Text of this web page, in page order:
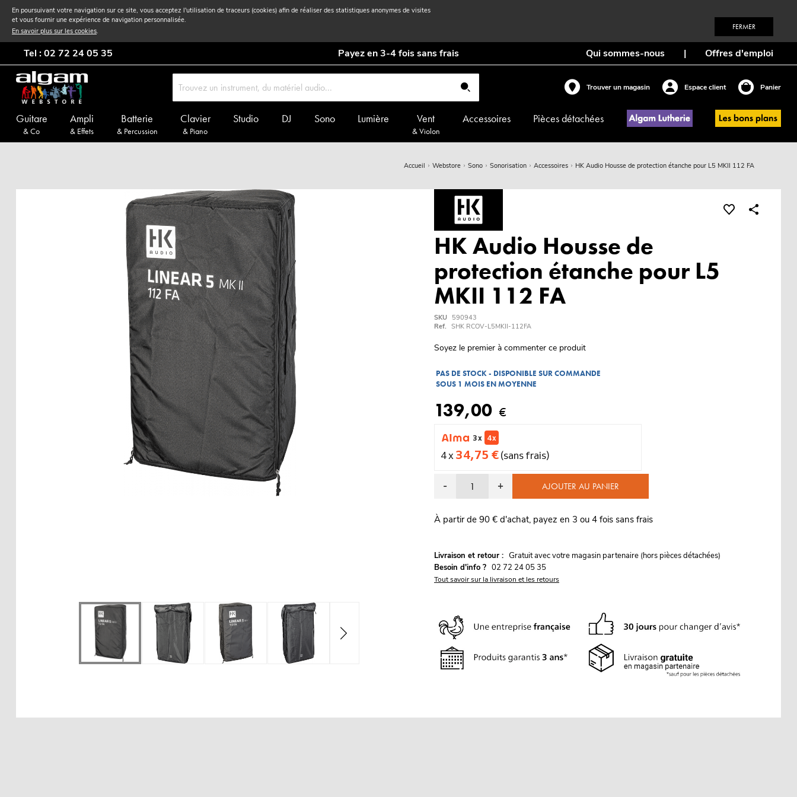
En poursuivant votre navigation sur ce site, vous acceptez l'utilisation de traceurs (cookies) afin de réaliser des statistiques anonymes de visites
et vous fournir une expérience de navigation personnalisée.
En savoir plus sur les cookies. FERMER
Tel : 02 72 24 05 35 Payez en 3-4 fois sans frais Qui sommes-nous | Offres d'emploi
Trouver un magasin Espace client Panier
Guitare
& Co
Ampli
& Effets
Batterie
& Percussion
Clavier
& Piano
Studio DJ Sono Lumière Vent
& Violon
Accessoires Pièces détachées
Accueil Webstore Sono Sonorisation Accessoires HK Audio Housse de protection étanche pour L5 MKII 112 FA
HK Audio Housse de
protection étanche pour L5
MKII 112 FA
SKU 590943
Ref. SHK RCOV-L5MKII-112FA
Soyez le premier à commenter ce produit
PAS DE STOCK - DISPONIBLE SUR COMMANDE
SOUS 1 MOIS EN MOYENNE
139,00 €
3 x 4 x
4 x 34,75 €(sans frais)
- + AJOUTER AU PANIER
À partir de 90 € d'achat, payez en 3 ou 4 fois sans frais
Livraison et retour : Gratuit avec votre magasin partenaire (hors pièces détachées)
Besoin d'info ? 02 72 24 05 35
Tout savoir sur la livraison et les retours